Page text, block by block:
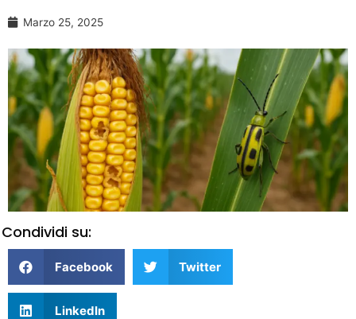
Marzo 25, 2025
Condividi su:
Facebook Twitter
LinkedIn